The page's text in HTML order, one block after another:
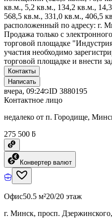
кв.м., 5,2 кв.м., 134,2 кв.м.,
568,5 кв.м., 331,0 кв.м., 406,5
расположенный по адресу: г.
Продажа только с
торговой площадке
участия необходимо
торговой площадке и внести
Контакты
Написать
вчера, 09:24 ID 3880195
Контактное лицо
недалеко от п. Городище,
275 500 ƃ
Конвертер валют
Офис50.5 м²20/20 этаж
г. Минск, просп.